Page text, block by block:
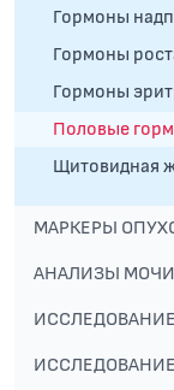
Гормоны
Гормоны
Гормоны
Половые
Щитовидная
МАРКЕРЫ
АНАЛИЗЫ МОЧИ